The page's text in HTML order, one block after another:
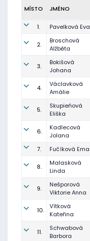
MÍSTO JMÉNO
1. Pavelková Eva
2.
Broschová
Alžběta
3.
Bokišová
Johana
4.
Václavková
Amálie
5.
Skupieńová
Eliška
6.
Kadlecová
Jolana
7. Fučíková Ema
8.
Malasková
Linda
9.
Nešporová
Viktorie Anna
10.
Vítková
Kateřina
11.
Schwabová
Barbora